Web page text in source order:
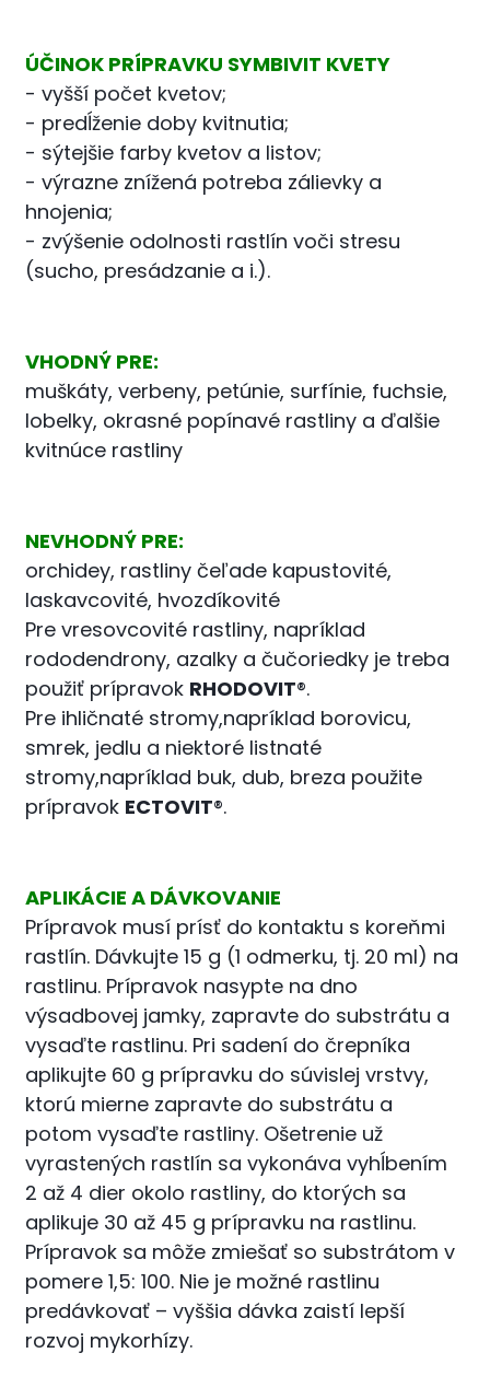
ÚČINOK PRÍPRAVKU SYMBIVIT KVETY
- vyšší počet kvetov;
- predĺženie doby kvitnutia;
- sýtejšie farby kvetov a listov;
- výrazne znížená potreba zálievky a
hnojenia;
- zvýšenie odolnosti rastlín voči stresu
(sucho, presádzanie a i.).
VHODNÝ PRE:
muškáty, verbeny, petúnie, surfínie, fuchsie,
lobelky, okrasné popínavé rastliny a ďalšie
kvitnúce rastliny
NEVHODNÝ PRE:
orchidey, rastliny čeľade kapustovité,
laskavcovité, hvozdíkovité
Pre vresovcovité rastliny, napríklad
rododendrony, azalky a čučoriedky je treba
použiť prípravok RHODOVIT®.
Pre ihličnaté stromy,napríklad borovicu,
smrek, jedlu a niektoré listnaté
stromy,napríklad buk, dub, breza použite
prípravok ECTOVIT®.
APLIKÁCIE A DÁVKOVANIE
Prípravok musí prísť do kontaktu s koreňmi
rastlín. Dávkujte 15 g (1 odmerku, tj. 20 ml) na
rastlinu. Prípravok nasypte na dno
výsadbovej jamky, zapravte do substrátu a
vysaďte rastlinu. Pri sadení do črepníka
aplikujte 60 g prípravku do súvislej vrstvy,
ktorú mierne zapravte do substrátu a
potom vysaďte rastliny. Ošetrenie už
vyrastených rastlín sa vykonáva vyhĺbením
2 až 4 dier okolo rastliny, do ktorých sa
aplikuje 30 až 45 g prípravku na rastlinu.
Prípravok sa môže zmiešať so substrátom v
pomere 1,5: 100. Nie je možné rastlinu
predávkovať – vyššia dávka zaistí lepší
rozvoj mykorhízy.